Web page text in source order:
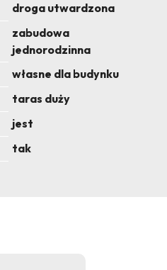
droga utwardzona
zabudowa
jednorodzinna
własne dla budynku
taras duży
jest
tak